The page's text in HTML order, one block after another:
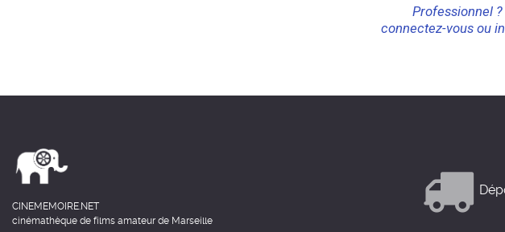
Professionnel
connectez-vous ou
CINEMEMOIRE.NET
cinémathèque de films amateur de Marseille